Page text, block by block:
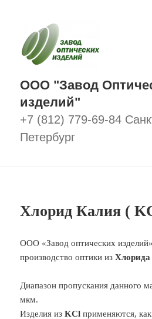
ООО "Завод
изделий"
+7 (812) 779-69-84
Петербург
Хлорид Калия (
ООО «Завод оптических
производство оптики из
Диапазон пропускания данного
мкм.
Изделия изKCl применяются,